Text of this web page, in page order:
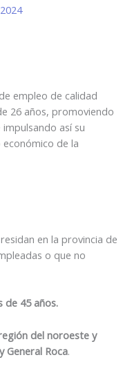
empleo de calidad
26 años, promoviendo
así su
de la
en la provincia de
o que no
de 45 años.
del noroeste y
General Roca.